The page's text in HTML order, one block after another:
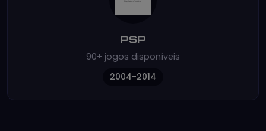
PSP
90+ jogos disponíveis
2004-2014